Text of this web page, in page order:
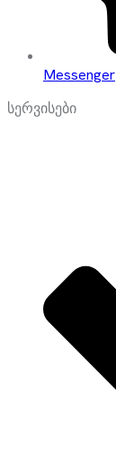
Messenger
სერვისები